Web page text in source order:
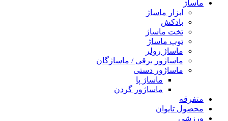
ماساژ
ابزار ماساژ
بادکش
تخت ماساژ
توپ ماساژ
ماساژ رولر
ماساژور برقی / ماساژگان
ماساژور دستی
ماساژ پا
ماساژور گردن
متفرقه
محصول تایوان
ورزشی